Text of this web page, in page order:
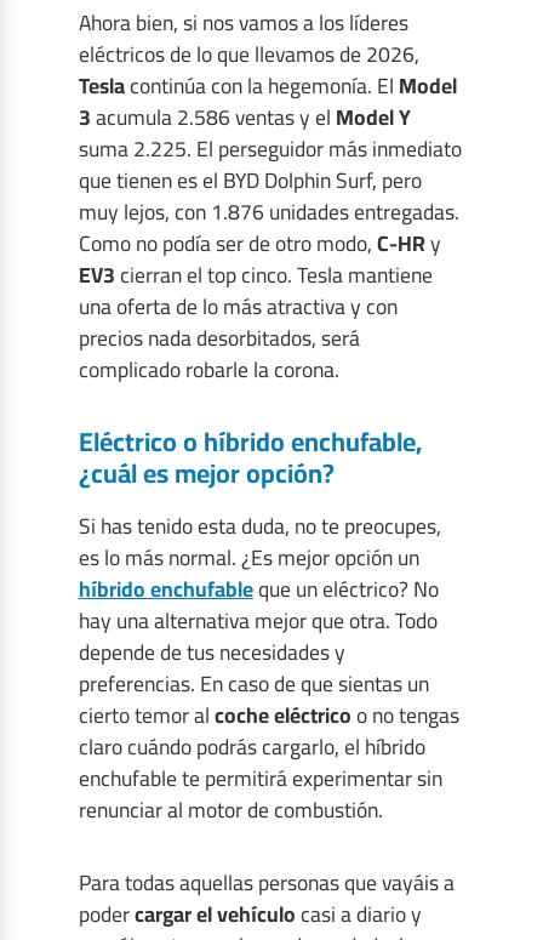
Ahora bien, si nos vamos a los líderes
eléctricos de lo que llevamos de 2026,
Teslacontinúa con la hegemonía. ElModel
3acumula 2.586 ventas y elModel Y
suma 2.225. El perseguidor más inmediato
que tienen es el BYD Dolphin Surf, pero
muy lejos, con 1.876 unidades entregadas.
Como no podía ser de otro modo,C-HRy
EV3cierran el top cinco. Tesla mantiene
una oferta de lo más atractiva y con
precios nada desorbitados, será
complicado robarle la corona.
Eléctrico o híbrido enchufable,
¿cuál es mejor opción?
Si has tenido esta duda, no te preocupes,
es lo más normal. ¿Es mejor opción un
híbrido enchufableque un eléctrico? No
hay una alternativa mejor que otra. Todo
depende de tus necesidades y
preferencias. En caso de que sientas un
cierto temor alcoche eléctricoo no tengas
claro cuándo podrás cargarlo, el híbrido
enchufable te permitirá experimentar sin
renunciar al motor de combustión.
Para todas aquellas personas que vayáis a
podercargar el vehículocasi a diario y